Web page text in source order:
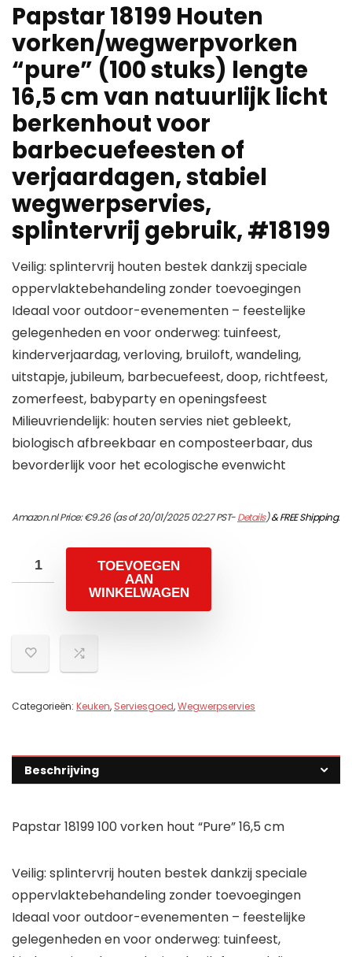
Papstar 18199 Houten
vorken/wegwerpvorken
“pure” (100 stuks) lengte
16,5 cm van natuurlijk licht
berkenhout voor
barbecuefeesten of
verjaardagen, stabiel
wegwerpservies,
splintervrij gebruik, #18199
Veilig: splintervrij houten bestek dankzij speciale
oppervlaktebehandeling zonder toevoegingen
Ideaal voor outdoor-evenementen – feestelijke
gelegenheden en voor onderweg: tuinfeest,
kinderverjaardag, verloving, bruiloft, wandeling,
uitstapje, jubileum, barbecuefeest, doop, richtfeest,
zomerfeest, babyparty en openingsfeest
Milieuvriendelijk: houten servies niet gebleekt,
biologisch afbreekbaar en composteerbaar, dus
bevorderlijk voor het ecologische evenwicht
Amazon.nl Price:€9.26(as of 20/01/2025 02:27 PST-Details)&FREE Shipping.
TOEVOEGEN
AAN
WINKELWAGEN
Categorieën: Keuken, Serviesgoed,Wegwerpservies
Beschrijving
Papstar 18199 100 vorken hout “Pure” 16,5 cm
Veilig: splintervrij houten bestek dankzij speciale
oppervlaktebehandeling zonder toevoegingen
Ideaal voor outdoor-evenementen – feestelijke
gelegenheden en voor onderweg: tuinfeest,